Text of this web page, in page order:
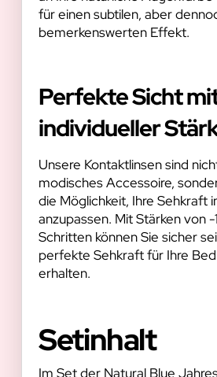
für einen subtilen, aber
bemerkenswerten Effekt.
Perfekte Sicht
individueller
Unsere Kontaktlinsen sind
modisches Accessoire,
die Möglichkeit, Ihre Sehkraft
anzupassen. Mit Stärken von
Schritten können Sie sicher
perfekte Sehkraft für Ihre
erhalten.
Setinhalt
Im Set der Natural Blue